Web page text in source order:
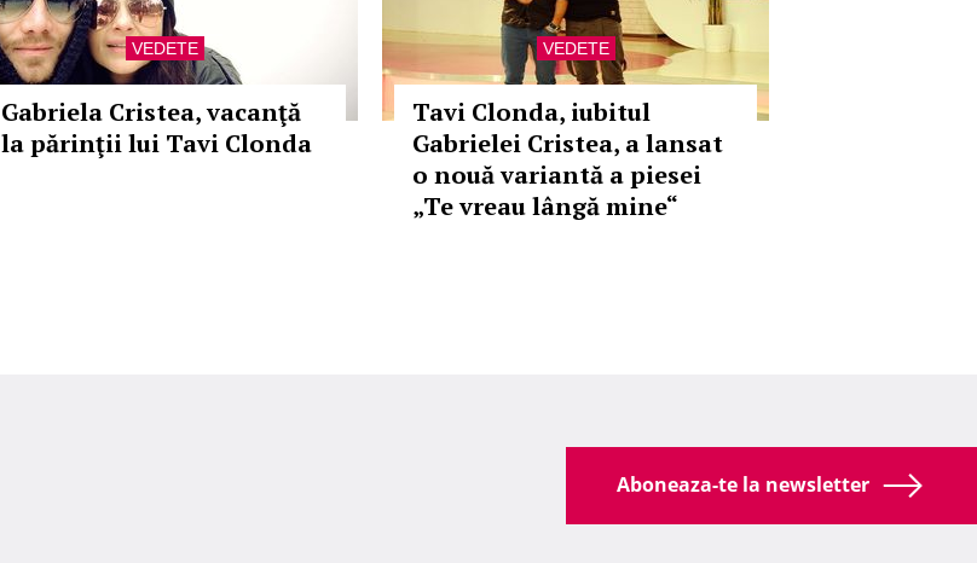
VEDETE
Gabriela Cristea, vacanţă
la părinţii lui Tavi Clonda
VEDETE
Tavi Clonda, iubitul
Gabrielei Cristea, a lansat
o nouă variantă a piesei
„Te vreau lângă mine“
Aboneaza-te la newsletter